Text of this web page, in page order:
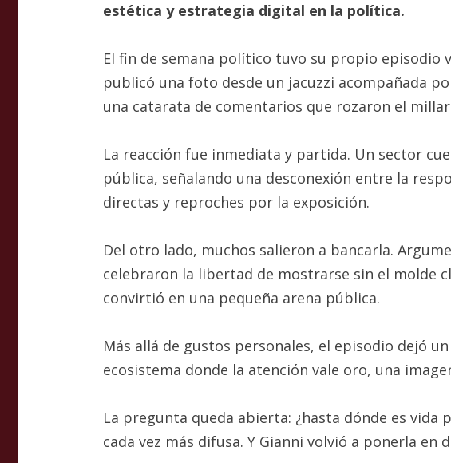
estética y estrategia digital en la política.
El fin de semana político tuvo su propio episodio
publicó una foto desde un jacuzzi acompañada
una catarata de comentarios que rozaron el
La reacción fue inmediata y partida. Un sector
pública, señalando una desconexión entre la
directas y reproches por la exposición.
Del otro lado, muchos salieron a bancarla.
celebraron la libertad de mostrarse sin el molde
convirtió en una pequeña arena pública.
Más allá de gustos personales, el episodio dejó
ecosistema donde la atención vale oro, una
La pregunta queda abierta: ¿hasta dónde es vida
cada vez más difusa. Y Gianni volvió a ponerla en